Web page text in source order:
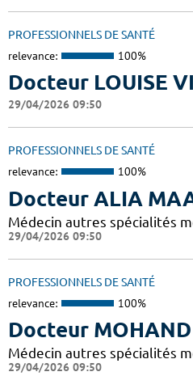
PROFESSIONNELS DE SANTÉ
relevance: 100%
Docteur LOUISE
29/04/2026 09:50
PROFESSIONNELS DE SANTÉ
relevance: 100%
Docteur ALIA
Médecin autres spécialités
29/04/2026 09:50
PROFESSIONNELS DE SANTÉ
relevance: 100%
Docteur
Médecin autres spécialités
29/04/2026 09:50